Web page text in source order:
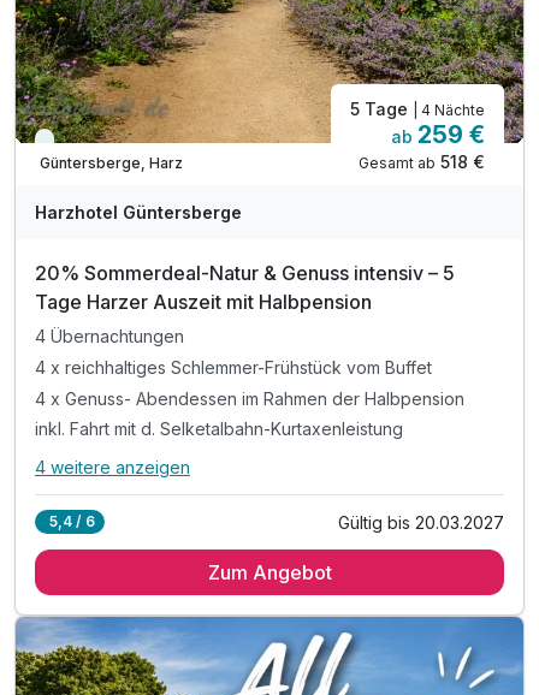
Viele Termine frei
Güntersberge, Harz
5 Tage | 4 Nächte
ab 259 €
Gesamt ab 518 €
Harzhotel Güntersberge
20% Sommerdeal-Natur & Genuss intensiv – 5
Tage Harzer Auszeit mit Halbpension
4 Übernachtungen
4 x reichhaltiges Schlemmer-Frühstück vom Buffet
4 x Genuss- Abendessen im Rahmen der Halbpension
inkl. Fahrt mit d. Selketalbahn-Kurtaxenleistung
Alle Inklusivleistungen
4 x reichhaltiges Schlemmer-Frühstück vom Buffet
inkl. Fahrt mit d. Selketalbahn-Kurtaxenleistung
inkl. romantische Zeit in unserem Hotelkino
4 weitere anzeigen
5,4 / 6 Gültig bis 20.03.2027
Zum Angebot